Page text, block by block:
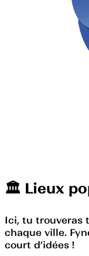
🏛️️ Lieux
Ici, tu trouveras
chaque ville.
court d’idées !